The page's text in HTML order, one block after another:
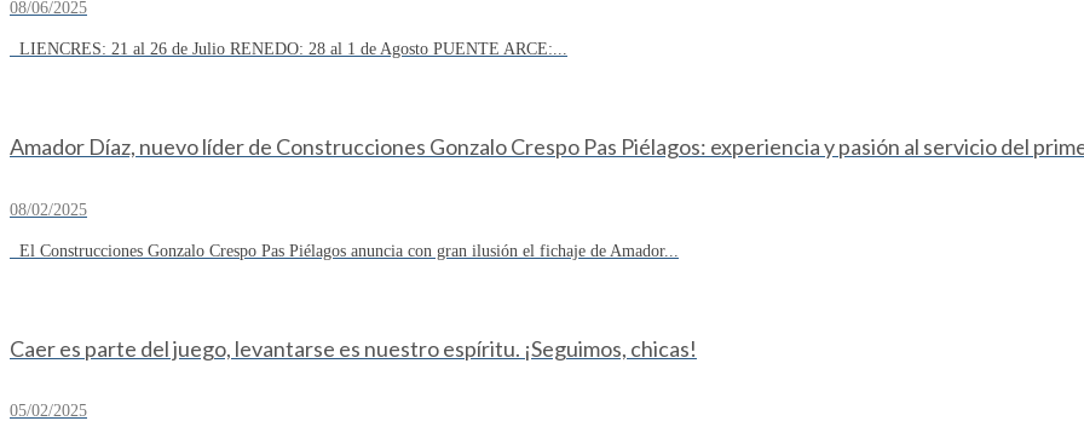
08/06/2025
LIENCRES: 21 al 26 de Julio RENEDO: 28 al 1 de Agosto PUENTE ARCE:...
Amador Díaz, nuevo líder de Construcciones Gonzalo Crespo Pas Piélagos: experiencia y pasión al servicio del
08/02/2025
El Construcciones Gonzalo Crespo Pas Piélagos anuncia con gran ilusión el fichaje de Amador...
Caer es parte del juego, levantarse es nuestro espíritu. ¡Seguimos, chicas!
05/02/2025